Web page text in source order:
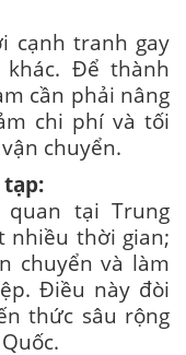
cạnh tranh gay
Để thành
cần phải nâng
chi phí và tối
chuyển.
tại Trung
nhiều thời gian;
chuyển và làm
Điều này đòi
thức sâu rộng